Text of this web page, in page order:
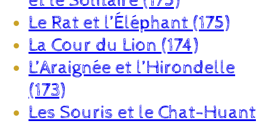
Le Rat et l’Éléphant (175)
La Cour du Lion (174)
L’Araignée et l’Hirondelle
(173)
Les Souris et le Chat-Huant